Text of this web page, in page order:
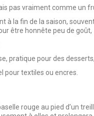
pas vraiment comme un
à la fin de la saison,
être honnête peu de goût,
pratique pour des
pour textiles ou encres.
rouge au pied d’un